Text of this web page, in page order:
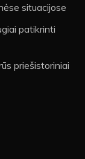
situacijose
patikrinti
priešistoriniai